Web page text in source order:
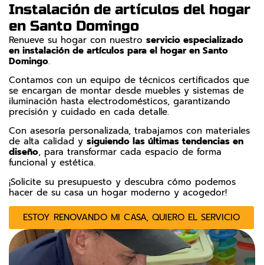
Instalación de artículos del hogar
en Santo Domingo
Renueve su hogar con nuestro servicio especializado
en instalación de artículos para el hogar en Santo
Domingo.
Contamos con un equipo de técnicos certificados que
se encargan de montar desde muebles y sistemas de
iluminación hasta electrodomésticos, garantizando
precisión y cuidado en cada detalle.
Con asesoría personalizada, trabajamos con materiales
de alta calidad y siguiendo las últimas tendencias en
diseño, para transformar cada espacio de forma
funcional y estética.
¡Solicite su presupuesto y descubra cómo podemos
hacer de su casa un hogar moderno y acogedor!
ESTOY RENOVANDO MI CASA, QUIERO EL SERVICIO